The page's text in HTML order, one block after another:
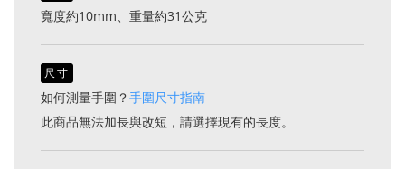
寬度約10mm、重量約31公克
尺寸
如何測量手圍？手圍尺寸指南
此商品無法加長與改短，請選擇現有的長度。